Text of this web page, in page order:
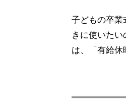
子どもの卒業
きに使いた
は、「有給休